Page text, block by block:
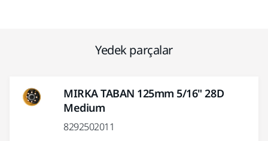
Yedek parçalar
MIRKA TABAN 125mm 5/16" 28D
Medium
8292502011